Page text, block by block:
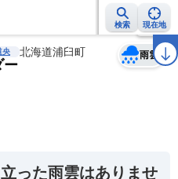
検索 現在地
警報・注意報 2週間天気 ラ
央 北海道浦臼町
ー
雨雲
天気 台風
った雨雲はありませ